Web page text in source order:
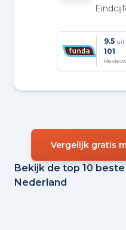
9.5 uit
101
Vergelijk gratis
Bekijk de top 10
Nederland